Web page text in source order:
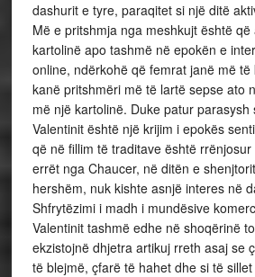
dashurit e tyre, paraqitet si një ditë
Më e pritshmja nga meshkujt është
kartolinë apo tashmë në epokën e
online, ndërkohë që femrat janë më
kanë pritshmëri më të lartë sepse ato
më një kartolinë. Duke patur parasysh
Valentinit është një krijim i epokës
që në fillim të traditave është
errët nga Chaucer, në ditën e
hershëm, nuk kishte asnjë interes në
Shfrytëzimi i madh i mundësive
Valentinit tashmë edhe në shoqërinë
ekzistojnë dhjetra artikuj rreth asaj se
të blejmë, çfarë të hahet dhe si të